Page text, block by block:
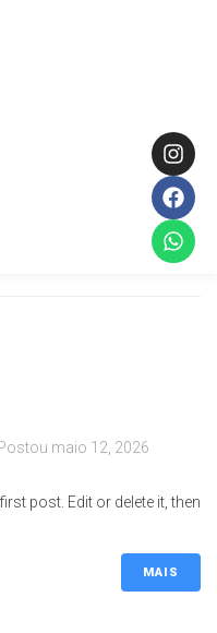
Postou maio 12, 2026
post. Edit or delete it, then
MAIS